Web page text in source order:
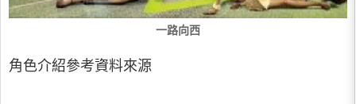
一路向西
角色介紹參考資料來源